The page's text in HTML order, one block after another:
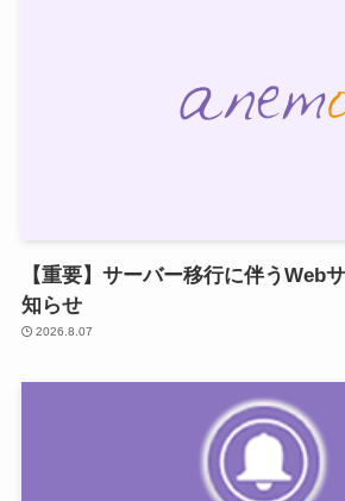
【重要】サーバー移行に伴うWeb
知らせ
2026.8.07